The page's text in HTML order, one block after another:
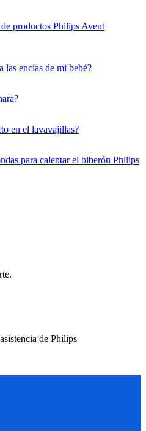
productos Philips Avent
las encías de mi bebé?
en el lavavajillas?
para calentar el biberón Philips
de Philips